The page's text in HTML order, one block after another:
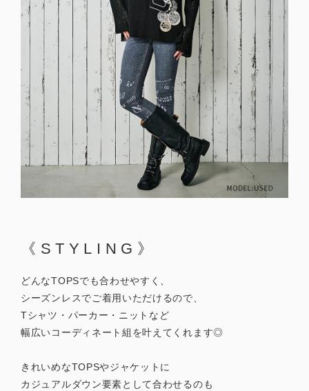
《STYLING》
どんなTOPSでも合わせやすく、
シーズンレスでご着用いただけるので、
Tシャツ・パーカー・ニットなど
幅広いコーディネート組を叶えてくれます◎
きれいめなTOPSやジャケットに
カジュアルダウン要素として合わせるのも